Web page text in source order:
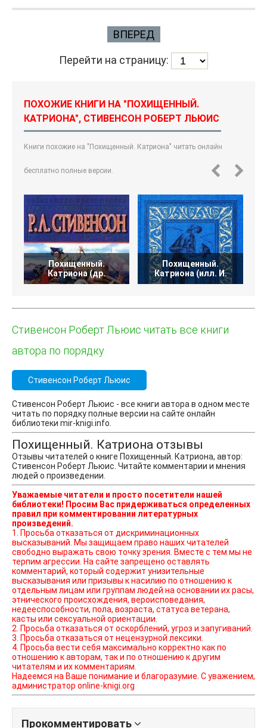
ВПЕРЕД
Перейти на страницу:
ПОХОЖИЕ КНИГИ НА "ПОХИЩЕННЫЙ.
КАТРИОНА", СТИВЕНСОН РОБЕРТ ЛЬЮИС
Книги похожие на "Похищенный. Катриона" читать онлайн
бесплатно полные версии.
Похищенный.
Катриона (др.
Похищенный.
Катриона (илл. И.
Стивенсон Роберт Льюис читать все книги
автора по порядку
Стивенсон Роберт Льюис
Стивенсон Роберт Льюис - все книги автора в одном месте
читать по порядку полные версии на сайте онлайн
библиотеки mir-knigi.info.
Похищенный. Катриона отзывы
Отзывы читателей о книге Похищенный. Катриона, автор:
Стивенсон Роберт Льюис. Читайте комментарии и мнения
людей о произведении.
Уважаемые читатели и просто посетители нашей
библиотеки! Просим Вас придерживаться определенных
правил при комментировании литературных
произведений.
1. Просьба отказаться от дискриминационных
высказываний. Мы защищаем право наших читателей
свободно выражать свою точку зрения. Вместе с тем мы не
терпим агрессии. На сайте запрещено оставлять
комментарий, который содержит унизительные
высказывания или призывы к насилию по отношению к
отдельным лицам или группам людей на основании их расы,
этнического происхождения, вероисповедания,
недееспособности, пола, возраста, статуса ветерана,
касты или сексуальной ориентации.
2. Просьба отказаться от оскорблений, угроз и запугиваний.
3. Просьба отказаться от нецензурной лексики.
4. Просьба вести себя максимально корректно как по
отношению к авторам, так и по отношению к другим
читателям и их комментариям.
Надеемся на Ваше понимание и благоразумие. С уважением,
администратор online-knigi.org
Прокомментировать